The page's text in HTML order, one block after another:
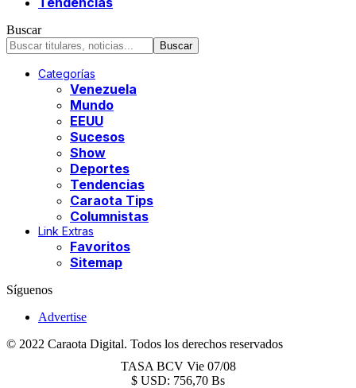
Buscar
Categorías
Venezuela
Mundo
EEUU
Sucesos
Show
Deportes
Tendencias
Caraota Tips
Columnistas
Link Extras
Favoritos
Sitemap
Síguenos
Advertise
© 2022 Caraota Digital. Todos los derechos reservados
TASA BCV Vie 07/08
$ USD: 756,70 Bs